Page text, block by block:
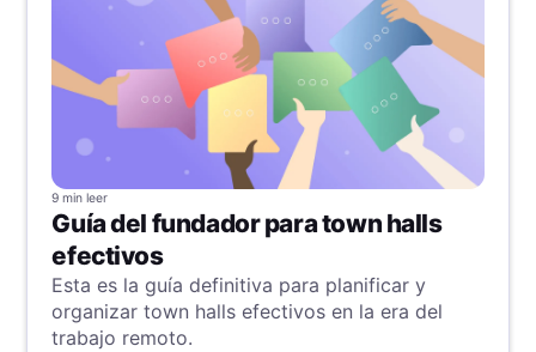
9 min leer
Guía del fundador para town halls
efectivos
Esta es la guía definitiva para planificar y
organizar town halls efectivos en la era del
trabajo remoto.